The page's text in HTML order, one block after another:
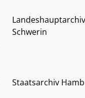
Landeshauptarchiv
Schwerin
Staatsarchiv